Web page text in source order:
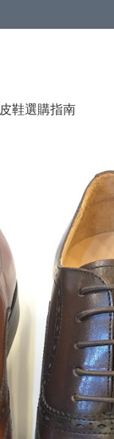
皮鞋選購指南